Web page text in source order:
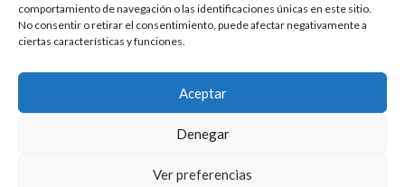
comportamiento de navegación o las identificaciones únicas en este sitio.
No consentir o retirar el consentimiento, puede afectar negativamente a
ciertas características y funciones.
Aceptar
Denegar
Ver preferencias
Aviso Legal Política de privacidad Portal de transparencia
ASOCIACIÓN DE TALLERES DE REPARACIÓN DE
AUTOMÓVILES • CIF: G14023832
Mediación, Arbitraje y Conciliación, de la Consejería de Empleo
Puedes aprender más sobre qué cookies utilizamos o